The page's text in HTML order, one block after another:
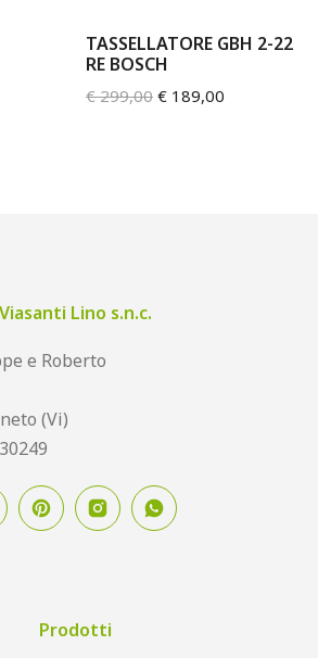
TASSELLATORE GBH 2-22
RE BOSCH
€299,00 € 189,00
Viasanti Lino s.n.c.
e Roberto
(Vi)
Prodotti